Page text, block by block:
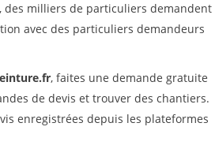
des milliers de particuliers demandent
avec des particuliers demandeurs
, faites une demande gratuite
de devis et trouver des chantiers.
enregistrées depuis les plateformes